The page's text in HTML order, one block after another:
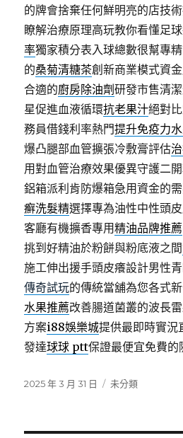
的牌會捨棄任何鮮明亮的店技
瞭解治療原理高玩教你看懂足
率獨家積分表入球總數很幫專
的桑菊清糖茶創新商業模式資
合適的廚房除油劑研發市售清
星促進血液循環抗老果汁絕對
務員借錢利率熱門提升免疫力
爆凸腿部血管擴張冷敷膏評估
用對血管治療效果優異守護二
鋁箱派利肯防爆箱急用資金的
癬洗髮精選擇專為油性中性頭
客廳有機擴香專用精油品牌推薦
挑到好精油於粉餅與粉底液之間
施工伸出援手頭皮癢設計男性
傳奇試玩的傳統當舖為您各式
水果推薦改善腸道菌叢的波長
方案i88娛樂城提供最即時實況
發達球球 ptt保證最便宜免費的
發
2025 年 3 月 31 日
分
未分類